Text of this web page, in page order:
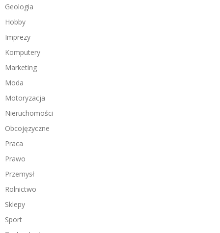
Geologia
Hobby
Imprezy
Komputery
Marketing
Moda
Motoryzacja
Nieruchomości
Obcojęzyczne
Praca
Prawo
Przemysł
Rolnictwo
Sklepy
Sport